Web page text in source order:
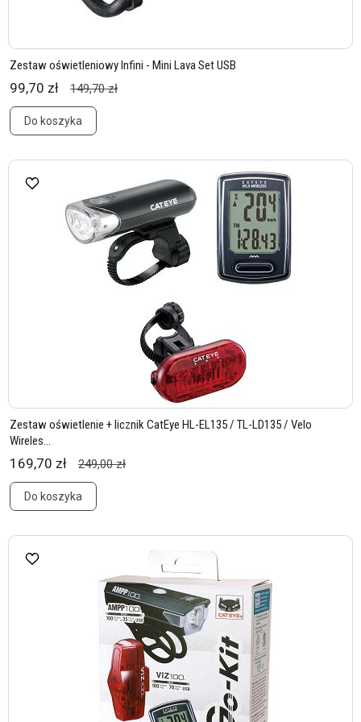
Zestaw oświetleniowy Infini - Mini Lava Set USB
99,70 zł 149,70 zł
Do koszyka
Zestaw oświetlenie + licznik CatEye HL-EL135 / TL-LD135 / Velo
Wireles...
169,70 zł 249,00 zł
Do koszyka